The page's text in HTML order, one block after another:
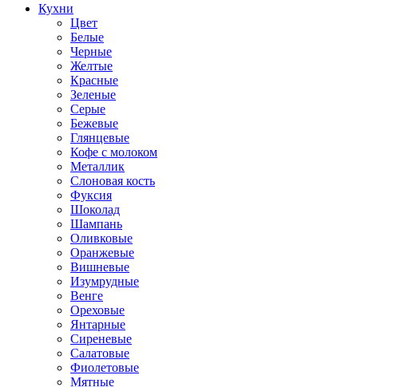
Кухни
Цвет
Белые
Черные
Желтые
Красные
Зеленые
Серые
Бежевые
Глянцевые
Кофе с молоком
Металлик
Слоновая кость
Фуксия
Шоколад
Шампань
Оливковые
Оранжевые
Вишневые
Изумрудные
Венге
Ореховые
Янтарные
Сиреневые
Салатовые
Фиолетовые
Мятные